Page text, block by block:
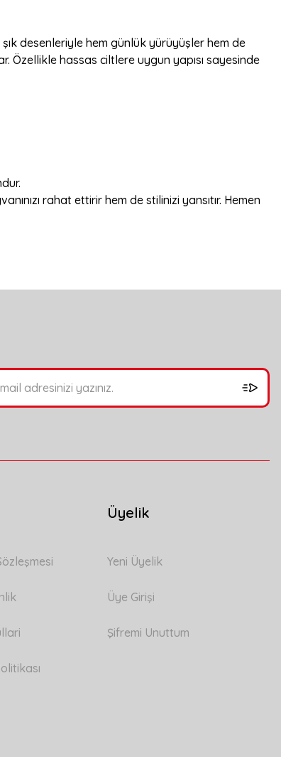
desenleriyle hem günlük yürüyüşler hem de
hassas ciltlere uygun yapısı sayesinde
rahat ettirir hem de stilinizi yansıtır. Hemen
Üyelik
Yeni Üyelik
Üye Girişi
Şifremi Unuttum